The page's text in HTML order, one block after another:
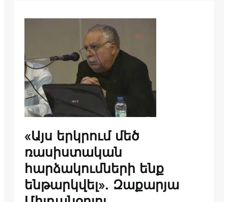
«Այս երկրում մեծ
ռասիստական
հարձակումների ենք
ենթարկվել». Զաքարյա